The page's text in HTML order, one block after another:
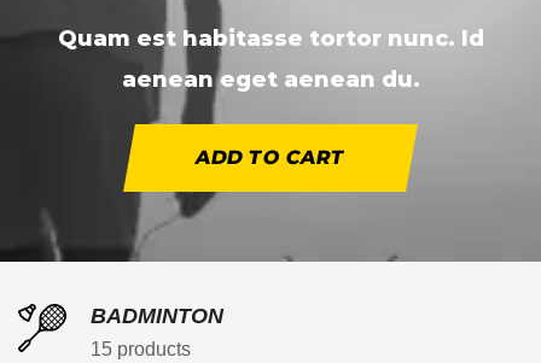
Quam est habitasse tortor nunc. Id
aenean eget aenean du.
ADD TO CART
BADMINTON
15 products